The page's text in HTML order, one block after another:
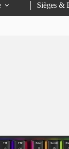
100%
Sièges &